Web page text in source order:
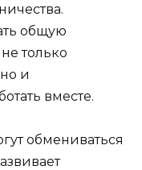
общую
только
и
вместе.
обмениваться